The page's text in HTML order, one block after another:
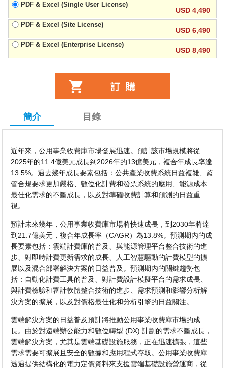
PDF & Excel (Single User License)
USD 4,490
PDF & Excel (Site License)
USD 6,490
PDF & Excel (Enterprise License)
USD 8,490
簡介 目錄
近年來，公用事業收費庫市場發展迅速。預計該市場規模將從
2025年的11.4億美元成長到2026年的13億美元，複合年成長率達
13.5%。過去幾年成長要素包括：公共產業收費系統日益複雜、監
管合規要求更加嚴格、數位化計費和發票系統的應用、能源成本
最佳化需求的不斷成長，以及對準確收費計算和預測的日益重
視。
預計未來幾年，公用事業收費庫市場將快速成長，到2030年將達
到21.7億美元，複合年成長率（CAGR）為13.8%。預測期內的成
長要素包括：雲端計費庫的普及、與能源管理平台整合技術的進
步、對即時計費更新需求的成長、人工智慧驅動的計費模型的擴
展以及混合部署解決方案的日益普及。預測期內的關鍵趨勢包
括：自動化計費工具的普及、對計費設計模擬平台的需求成長、
與計費檢驗和審計軟體整合技術的進步、需求預測和影響分析解
決方案的擴展，以及對價格最佳化和分析引擎的日益關注。
雲端解決方案的日益普及預計將推動公用事業收費庫市場的成
長。由於對遠端辦公能力和數位轉型 (DX) 計劃的需求不斷成長，
雲端解決方案，尤其是雲端基礎設施服務，正在迅速擴張，這些
需求需要可擴展且安全的數據和應用程式存取。公用事業收費庫
透過提供結構化的電力定價資料來支援雲端基礎設施營運商，從